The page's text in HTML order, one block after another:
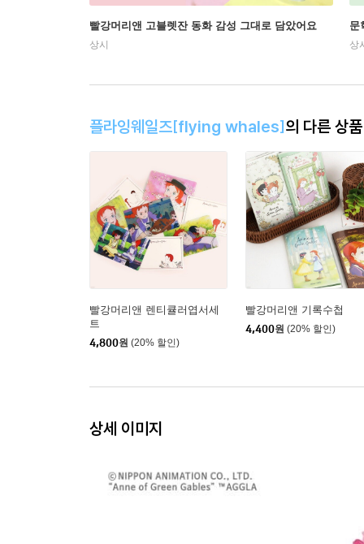
빨강머리앤 고블렛잔 동화 감성 그대로 담았어요
상시
문
상
플라잉웨일즈[flying whales]의 다른 상품
빨강머리앤 렌티큘러엽서세
트
4,800원 (20% 할인)
빨강머리앤 기록수첩
4,400원 (20% 할인)
상세 이미지